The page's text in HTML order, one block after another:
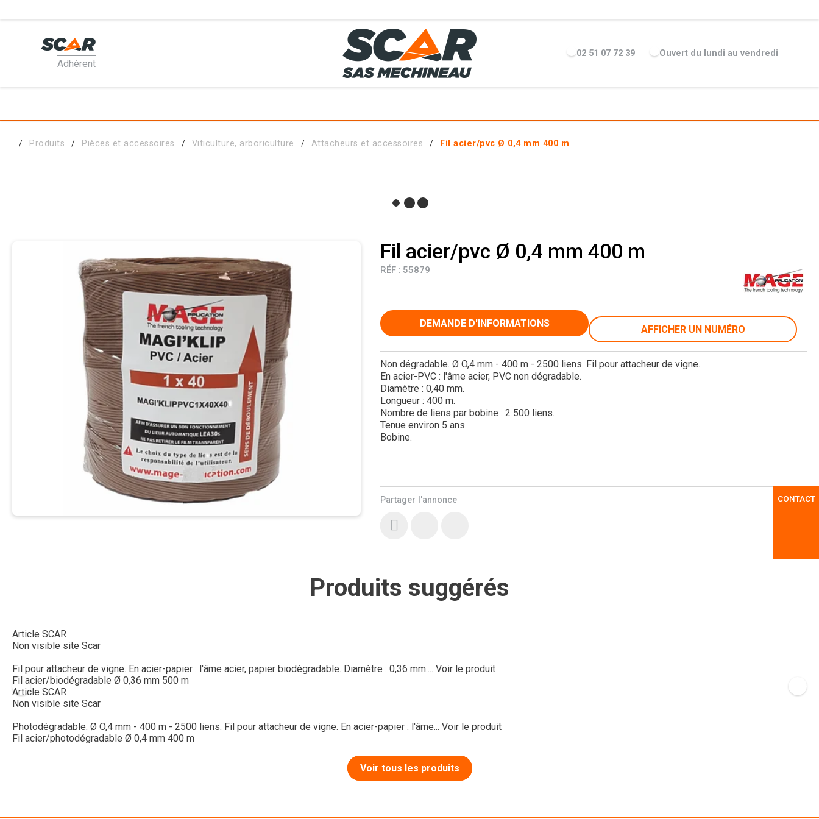
Adhérent
02 51 07 72 39 Ouvert du lundi au vendredi
Produits Pièces et accessoires Viticulture, arboriculture Attacheurs et accessoires Fil acier/pvc Ø 0,4 mm 400 m
Fil acier/pvc Ø 0,4 mm 400 m
RÉF : 55879
Partager l'annonce
Non dégradable. Ø O,4 mm - 400 m - 2500 liens. Fil pour attacheur de vigne.
En acier-PVC : l'âme acier, PVC non dégradable.
Diamètre : 0,40 mm.
Longueur : 400 m.
Nombre de liens par bobine : 2 500 liens.
Tenue environ 5 ans.
Bobine.
DEMANDE D'INFORMATIONS
AFFICHER UN NUMÉRO
Produits suggérés
Article SCAR
Non visible site Scar
Fil pour attacheur de vigne. En acier-papier : l'âme acier, papier biodégradable. Diamètre : 0,36 mm.... Voir le produit
Fil acier/biodégradable Ø 0,36 mm 500 m
Article SCAR
Non visible site Scar
Photodégradable. Ø O,4 mm - 400 m - 2500 liens. Fil pour attacheur de vigne. En acier-papier : l'âme... Voir le produit
Fil acier/photodégradable Ø 0,4 mm 400 m
Voir tous les produits
CONTACT